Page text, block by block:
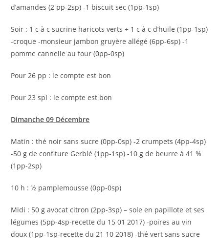
d’amandes (2 pp-2sp) -1 biscuit sec (1pp-1sp)
Soir : 1 c à c sucrine haricots verts + 1 c à c d’huile (1pp-1sp)
-croque -monsieur jambon gruyère allégé (6pp-6sp) -1
pomme cannelle au four (0pp-0sp)
Pour 26 pp : le compte est bon
Pour 23 spl : le compte est bon
Dimanche 09 Décembre
Matin : thé noir sans sucre (0pp-0sp) -2 crumpets (4pp-4sp)
-50 g de confiture Gerblé (1pp-1sp) -10 g de beurre à 41 %
(1pp-2sp)
10 h : ½ pamplemousse (0pp-0sp)
Midi : 50 g avocat citron (2pp-3sp) – sole en papillote et ses
légumes (5pp-4sp-recette du 15 01 2017) -poires au vin
doux (1pp-1sp-recette du 21 10 2018) -thé vert sans sucre